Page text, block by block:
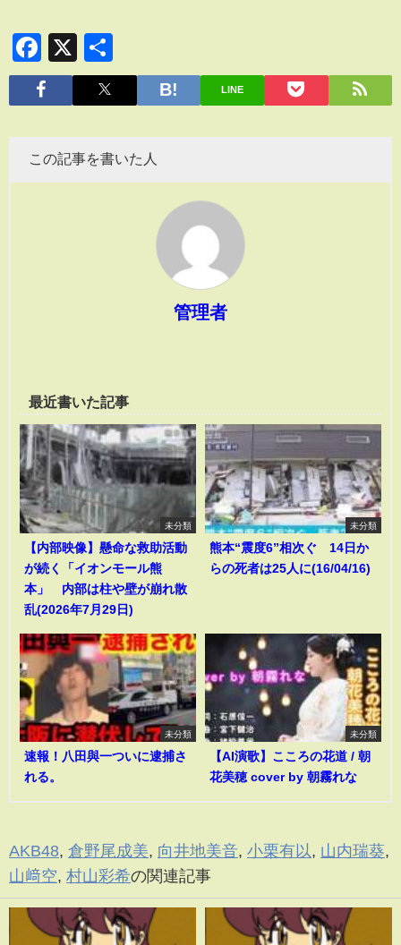
Facebook
X
有
LINE
この記事を書いた人
管理者
最近書いた記事
未分類
【内部映像】懸命な救助活動
が続く「イオンモール熊
本」 内部は柱や壁が崩れ散
乱(2026年7月29日)
未分類
熊本“震度6”相次ぐ 14日か
らの死者は25人に(16/04/16)
未分類
速報！八田與一ついに逮捕さ
れる。
未分類
【AI演歌】こころの花道 / 朝
花美穂 cover by 朝霧れな
AKB48, 倉野尾成美, 向井地美音, 小栗有以, 山内瑞葵,
山﨑空, 村山彩希の関連記事